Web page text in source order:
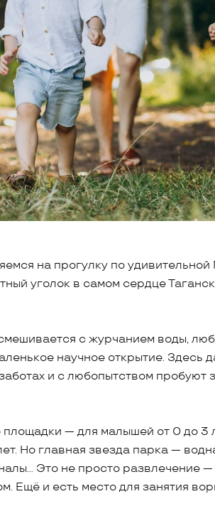
на прогулку по
уголок в самом сердце
с журчанием воды,
научное открытие. Здесь
и с любопытством пробуют
площадки — для малышей от 0 до 3
Но главная звезда парка —
Это не просто развлечение
Ещё и есть место для занятия